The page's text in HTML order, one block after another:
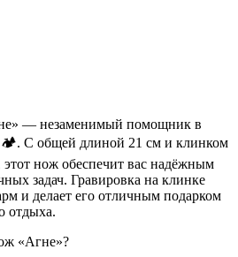
— незаменимый помощник в
🏕️. С общей длиной 21 см и клинком
нож обеспечит вас надёжным
задач. Гравировка на клинке
и делает его отличным подарком
отдыха.
«Агне»?